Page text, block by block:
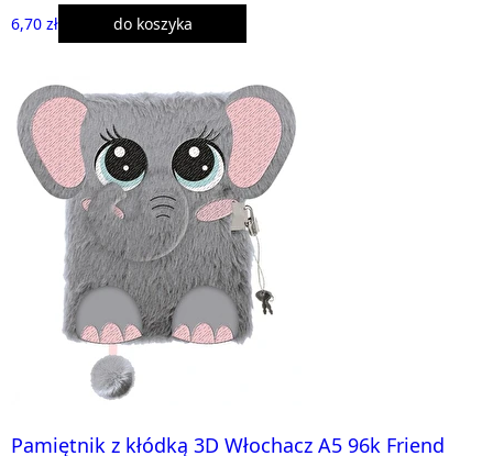
6,70 zł do koszyka
Pamiętnik z kłódką 3D Włochacz A5 96k Friend